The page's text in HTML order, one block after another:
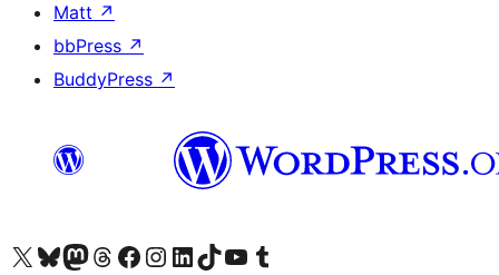
Matt ↗
bbPress ↗
BuddyPress ↗
Truy cập tài khoản X (trước đây là Twitter) của chúng tôiVisit our Bluesky account
Visit our Mastodon account
Visit our Threads account
Xem trang Facebook của chúng tôiTruy cập tài khoản Instagram của chúng tôiTruy cập tài khoản LinkedIn của chúng tôiVisit our TikTok account
Truy cập kênh YouTube của chúng tôi Visit our Tumblr account